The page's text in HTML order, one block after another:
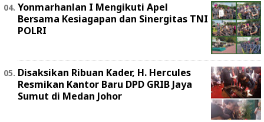
Yonmarhanlan I Mengikuti Apel
Bersama Kesiagapan dan Sinergitas TNI
POLRI
Disaksikan Ribuan Kader, H. Hercules
Resmikan Kantor Baru DPD GRIB Jaya
Sumut di Medan Johor